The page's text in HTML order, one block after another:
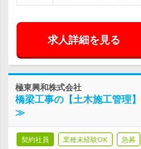
求人詳細を見る
極東興和株式会社
橋梁工事の【土木施工管
≫
契約社員 業種未経験OK 急募